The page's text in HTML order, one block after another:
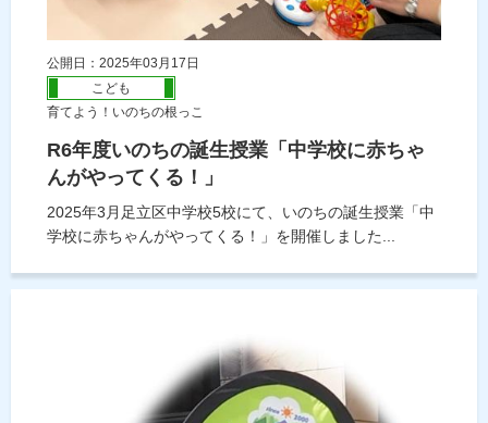
公開日：2025年03月17日
こども
育てよう！いのちの根っこ
R6年度いのちの誕生授業「中学校に赤ちゃ
んがやってくる！」
2025年3月足立区中学校5校にて、いのちの誕生授業「中
学校に赤ちゃんがやってくる！」を開催しました...